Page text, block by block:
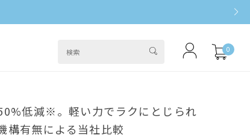
0
低減※。軽い力でラクにとじられ
構有無による当社比較